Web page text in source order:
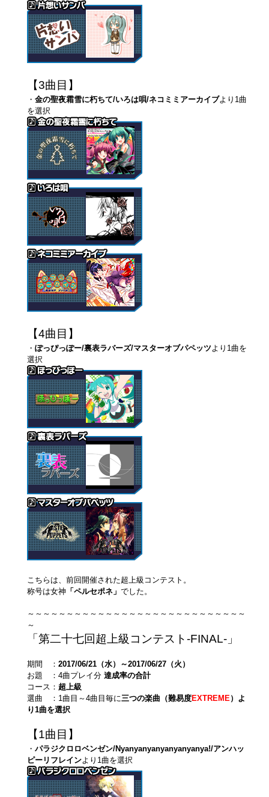
【3曲目】
・ 金の聖夜霜雪に朽ちて/いろは唄/ネコミミアーカイブより1曲
を選択
【4曲目】
・ ぽっぴっぽー/裏表ラバーズ/マスターオブパペッツより1曲を
選択
こちらは、前回開催された超上級コンテスト。
称号は女神 「ペルセポネ」 でした。
～～～～～～～～～～～～～～～～～～～～～～～～～～～～
～
「第二十七回超上級コンテスト-FINAL-」
期間 ： 2017/06/21（水）～2017/06/27（火）
お題 ：4曲プレイ分 達成率の合計
コース： 超上級
選曲 ：1曲目～4曲目毎に三つの楽曲（難易度EXTREME）よ
り1曲を選択
【1曲目】
・ パラジクロロベンゼン/Nyanyanyanyanyanyanya!/アンハッ
ピーリフレインより1曲を選択